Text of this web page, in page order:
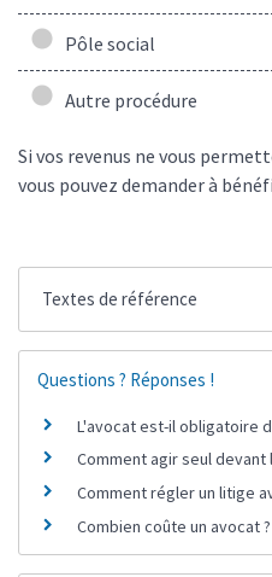
Pôle social
Autre procédure
Si vos revenus ne vous
vous pouvez demander à
Textes de référence
Questions ? Réponses !
L'avocat est-il obligatoire
Comment agir seul devant
Comment régler un litige
Combien coûte un avocat ?